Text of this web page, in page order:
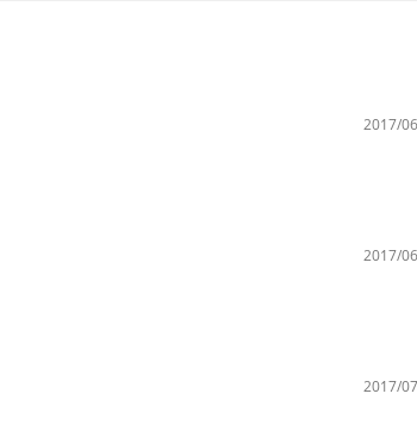
2017/
2017/
2017/